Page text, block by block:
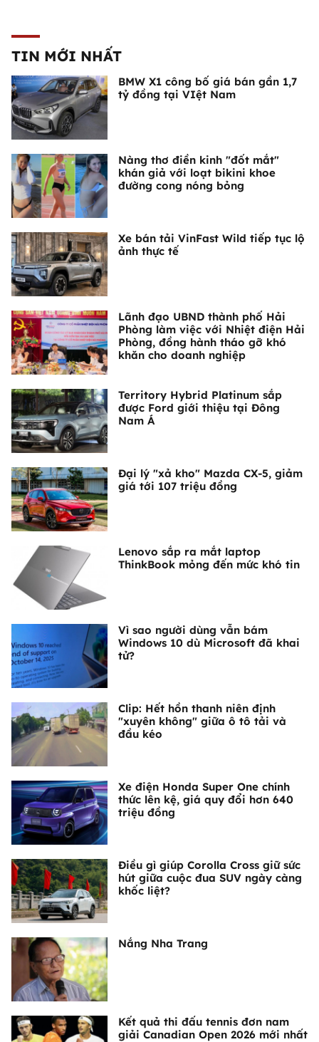
TIN MỚI NHẤT
BMW X1 công bố giá bán gần 1,7
tỷ đồng tại VIệt Nam
Nàng thơ điền kinh "đốt mắt"
khán giả với loạt bikini khoe
đường cong nóng bỏng
Xe bán tải VinFast Wild tiếp tục lộ
ảnh thực tế
Lãnh đạo UBND thành phố Hải
Phòng làm việc với Nhiệt điện Hải
Phòng, đồng hành tháo gỡ khó
khăn cho doanh nghiệp
Territory Hybrid Platinum sắp
được Ford giới thiệu tại Đông
Nam Á
Đại lý "xả kho" Mazda CX-5, giảm
giá tới 107 triệu đồng
Lenovo sắp ra mắt laptop
ThinkBook mỏng đến mức khó tin
Vì sao người dùng vẫn bám
Windows 10 dù Microsoft đã khai
tử?
Clip: Hết hồn thanh niên định
"xuyên không" giữa ô tô tải và
đầu kéo
Xe điện Honda Super One chính
thức lên kệ, giá quy đổi hơn 640
triệu đồng
Điều gì giúp Corolla Cross giữ sức
hút giữa cuộc đua SUV ngày càng
khốc liệt?
Nắng Nha Trang
Kết quả thi đấu tennis đơn nam
giải Canadian Open 2026 mới nhất